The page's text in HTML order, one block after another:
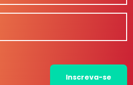
Inscreva-se